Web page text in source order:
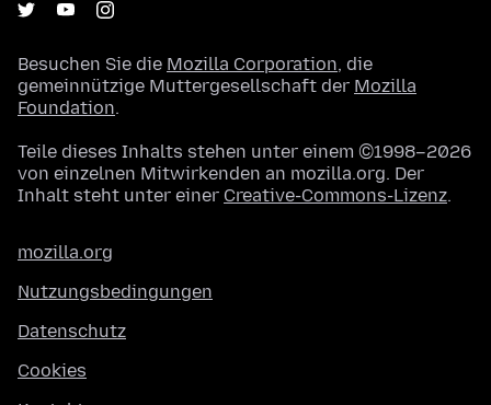
Besuchen Sie die Mozilla Corporation, die
gemeinnützige Muttergesellschaft der Mozilla
Foundation.
Teile dieses Inhalts stehen unter einem ©1998–2026
von einzelnen Mitwirkenden an mozilla.org. Der
Inhalt steht unter einer Creative-Commons-Lizenz.
mozilla.org
Nutzungsbedingungen
Datenschutz
Cookies